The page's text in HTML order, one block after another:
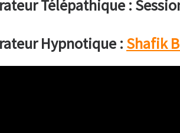
Télépathique :
Hypnotique : Shafik